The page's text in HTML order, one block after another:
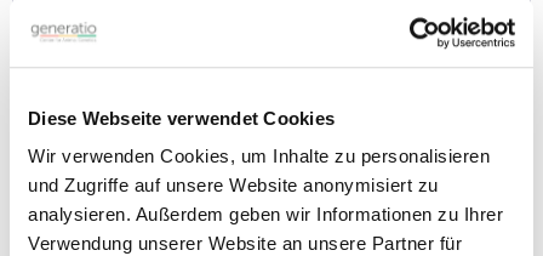
Diese Webseite verwendet Cookies
Wir verwenden Cookies, um Inhalte zu personalisieren
und Zugriffe auf unsere Website anonymisiert zu
analysieren. Außerdem geben wir Informationen zu Ihrer
Verwendung unserer Website an unsere Partner für
DNA-Profil Identität HUND (ISAG2020 SNP - Set)
Artikel-Nr.: GDI1203
verfügbar.
Dieses SNP Marker basierte DNA Profil Identität hat dieselbe
Zielsetzung wie die bisher üblichen STR-basierten ID-Profile: -
Sicherstellung der Identität,
- Herkunftsnachweis - Basis für Abstammungsbeurteilungen
Bei Generatio beruhen die SNP-ID-Profile auf einer Chip-